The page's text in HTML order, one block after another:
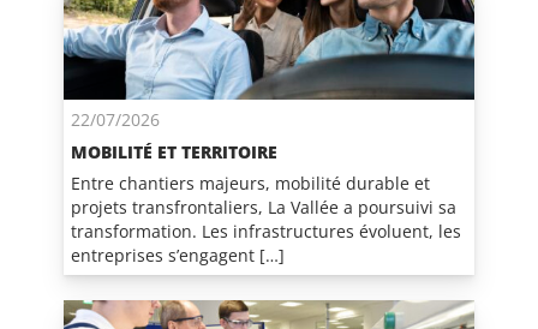
22/07/2026
MOBILITÉ ET TERRITOIRE
Entre chantiers majeurs, mobilité durable et
projets transfrontaliers, La Vallée a poursuivi sa
transformation. Les infrastructures évoluent, les
entreprises s’engagent […]